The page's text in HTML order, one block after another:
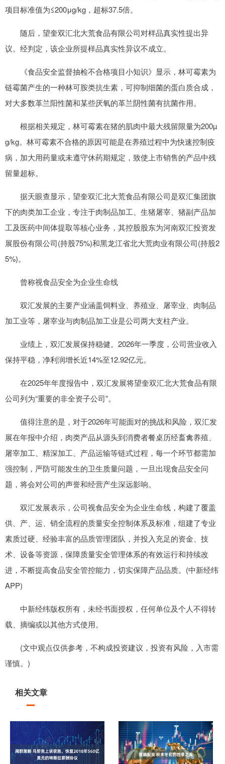
项目标准值为≤200μg/kg，超标37.5倍。
随后，望奎双汇北大荒食品有限公司对样品真实性提出异
议。经判定，该企业所提样品真实性异议不成立。
《食品安全监督抽检不合格项目小知识》显示，林可霉素为
链霉菌产生的一种林可胺类抗生素，可抑制细菌的蛋白质合成，
对大多数革兰阳性菌和某些厌氧的革兰阴性菌有抗菌作用。
根据相关规定，林可霉素在猪的肌肉中最大残留限量为200µ
g/kg。林可霉素不合格的原因可能是在养殖过程中为快速控制疫
病，加大用药量或未遵守休药期规定，致使上市销售的产品中残
留量超标。
据天眼查显示，望奎双汇北大荒食品有限公司是双汇集团旗
下的肉类加工企业，专注于肉制品加工、生猪屠宰、猪副产品加
工及医药中间体提取等核心业务，其控股股东为河南双汇投资发
展股份有限公司(持股75%)和黑龙江省北大荒肉业有限公司(持股2
5%)。
曾称视食品安全为企业生命线
双汇发展的主要产业涵盖饲料业、养殖业、屠宰业、肉制品
加工业等，屠宰业与肉制品加工业是公司两大支柱产业。
业绩上，双汇发展保持稳健。2026年一季度，公司营业收入
保持平稳，净利润增长近14%至12.92亿元。
在2025年年度报告中，双汇发展将望奎双汇北大荒食品有限
公司列为“重要的非全资子公司”。
值得注意的是，对于2026年可能面对的挑战和风险，双汇发
展在年报中介绍，肉类产品从源头到消费者餐桌历经畜禽养殖、
屠宰加工、精深加工、产品运输等链式过程，每一个环节都需加
强控制，严防可能发生的卫生质量问题，一旦出现食品安全问
题，将会对公司的声誉和经营产生深远影响。
双汇发展表示，公司视食品安全为企业生命线，构建了覆盖
供、产、运、销全流程的质量安全控制体系及标准，组建了专业
素质过硬、经验丰富的品质管理团队，并投入充足的资金、技
术、设备等资源，保障质量安全管理体系的有效运行和持续改
进，不断提高食品安全管控能力，切实保障产品品质。(中新经纬
APP)
中新经纬版权所有，未经书面授权，任何单位及个人不得转
载、摘编或以其他方式使用。
(文中观点仅供参考，不构成投资建议，投资有风险，入市需
谨慎。)
相关文章